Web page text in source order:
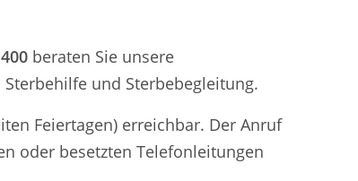
beraten Sie unsere
und Sterbebegleitung.
Feiertagen) erreichbar. Der Anruf
oder besetzten Telefonleitungen